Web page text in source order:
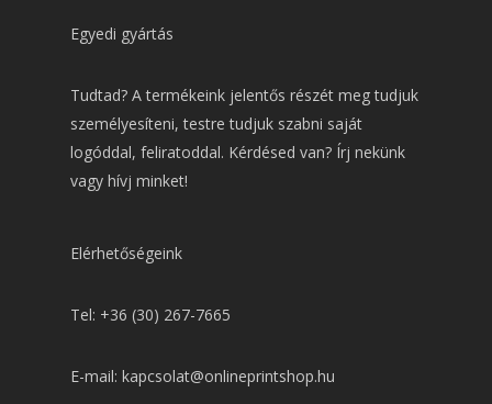
Egyedi gyártás
Tudtad? A termékeink jelentős részét meg tudjuk
személyesíteni, testre tudjuk szabni saját
logóddal, feliratoddal. Kérdésed van? Írj nekünk
vagy hívj minket!
Elérhetőségeink
Tel: +36 (30) 267-7665
E-mail: kapcsolat@onlineprintshop.hu